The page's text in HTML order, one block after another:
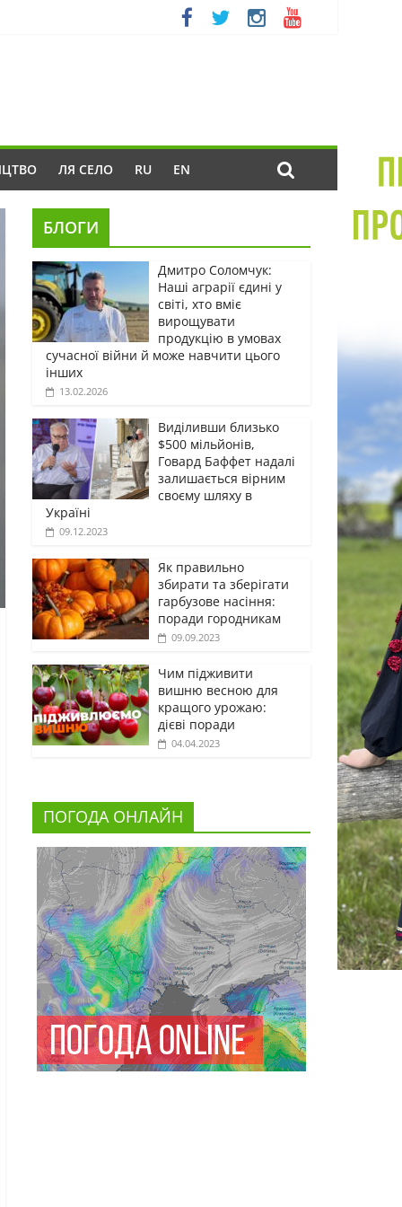
ЛЯ СЕЛО RU EN
БЛОГИ
Дмитро Соломчук:
Наші аграрії єдині у
світі, хто вміє
вирощувати
продукцію в умовах
сучасної війни й може навчити цього
інших
13.02.2026
Виділивши близько
$500 мільйонів,
Говард Баффет надалі
залишається вірним
своєму шляху в
Україні
09.12.2023
Як правильно
збирати та зберігати
гарбузове насіння:
поради городникам
09.09.2023
Чим підживити
вишню весною для
кращого урожаю:
дієві поради
04.04.2023
ПОГОДА ОНЛАЙН